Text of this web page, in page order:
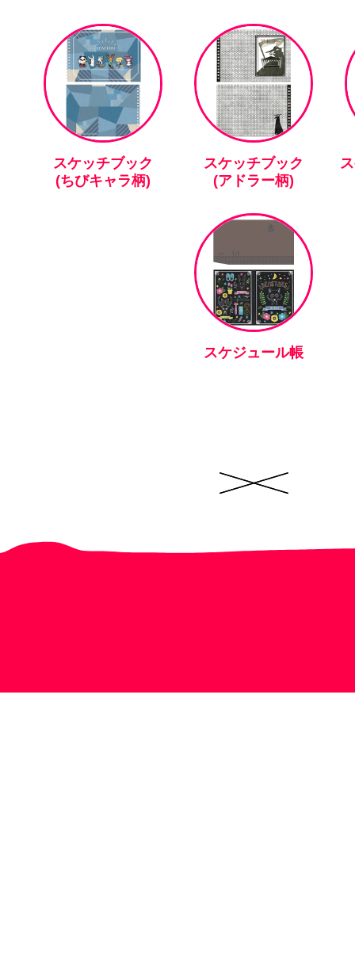
スケッチブック
(ちびキャラ柄)
スケッチブック
(アドラー柄)
スケジュール帳